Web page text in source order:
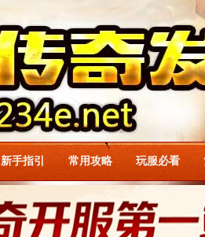
新手指引 常用攻略 玩服必看